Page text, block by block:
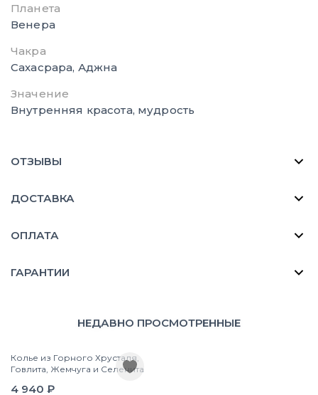
Планета
Венера
Чакра
Сахасрара, Аджна
Значение
Внутренняя красота, мудрость
ОТЗЫВЫ
ДОСТАВКА
ОПЛАТА
ГАРАНТИИ
НЕДАВНО ПРОСМОТРЕННЫЕ
Колье из Горного Хрусталя,
Говлита, Жемчуга и Селенита
4 940 ₽